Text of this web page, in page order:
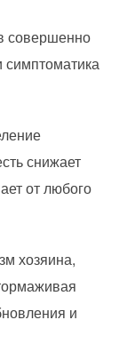
совершенно
симптоматика
снижает
от любого
хозяина,
и